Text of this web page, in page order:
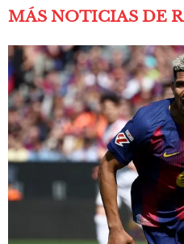
MÁS NOTICIAS DE